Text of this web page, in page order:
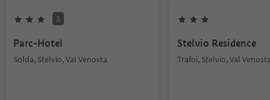
S
Parc-Hotel
Solda, Stelvio, Val Venosta
Stelvio Residence
Trafoi, Stelvio, Val